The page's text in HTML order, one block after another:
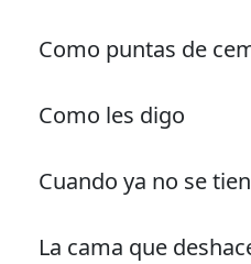
Como puntas de
Como les digo
Cuando ya no se
La cama que